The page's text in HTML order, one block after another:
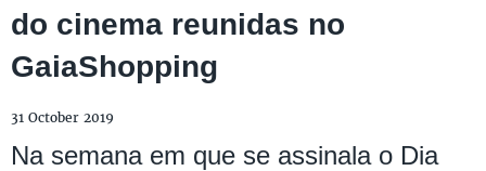
do cinema reunidas no
GaiaShopping
31 October 2019
Na semana em que se assinala o Dia